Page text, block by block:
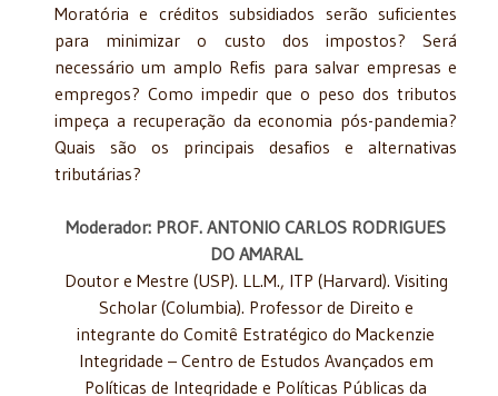
Moratória e créditos subsidiados serão suficientes
para minimizar o custo dos impostos? Será
necessário um amplo Refis para salvar empresas e
empregos? Como impedir que o peso dos tributos
impeça a recuperação da economia pós-pandemia?
Quais são os principais desafios e alternativas
tributárias?
Moderador: PROF. ANTONIO CARLOS RODRIGUES
DO AMARAL
Doutor e Mestre (USP). LL.M., ITP (Harvard). Visiting
Scholar (Columbia). Professor de Direito e
integrante do Comitê Estratégico do Mackenzie
Integridade – Centro de Estudos Avançados em
Políticas de Integridade e Políticas Públicas da